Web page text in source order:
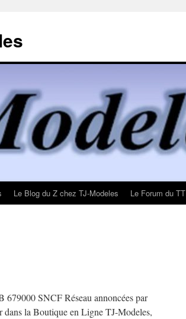
Le Blog du Z chez TJ-Modeles Le Forum du TT
679000 SNCF Réseau annoncées par
dans la Boutique en Ligne TJ-Modeles,